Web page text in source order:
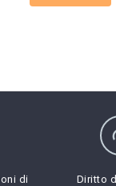
di
Diritto